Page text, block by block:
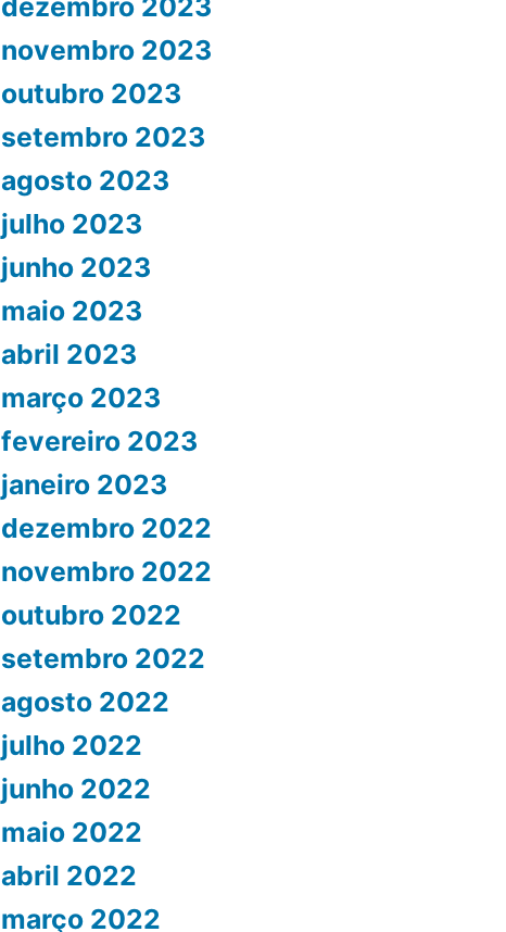
dezembro 2023
novembro 2023
outubro 2023
setembro 2023
agosto 2023
julho 2023
junho 2023
maio 2023
abril 2023
março 2023
fevereiro 2023
janeiro 2023
dezembro 2022
novembro 2022
outubro 2022
setembro 2022
agosto 2022
julho 2022
junho 2022
maio 2022
abril 2022
março 2022